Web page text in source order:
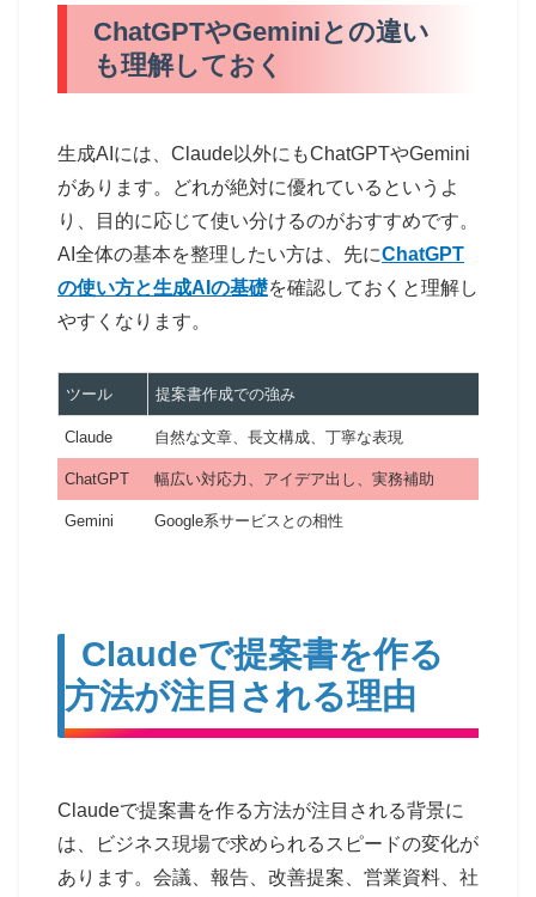
ChatGPTやGeminiとの違い
も理解しておく
生成AIには、Claude以外にもChatGPTやGemini
があります。どれが絶対に優れているというよ
り、目的に応じて使い分けるのがおすすめです。
AI全体の基本を整理したい方は、先にChatGPT
の使い方と生成AIの基礎を確認しておくと理解し
やすくなります。
ツール 提案書作成での強み
Claude 自然な文章、長文構成、丁寧な表現
ChatGPT 幅広い対応力、アイデア出し、実務補助
Gemini Google系サービスとの相性
Claudeで提案書を作る
方法が注目される理由
Claudeで提案書を作る方法が注目される背景に
は、ビジネス現場で求められるスピードの変化が
あります。会議、報告、改善提案、営業資料、社